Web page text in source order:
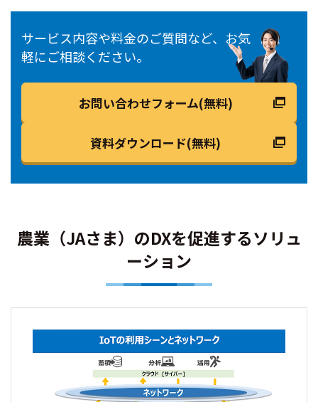
サービス内容や料金のご質問など、お気
軽にご相談ください。
お問い合わせフォーム(無料)
資料ダウンロード(無料)
農業（JAさま）のDXを促進するソリュ
ーション